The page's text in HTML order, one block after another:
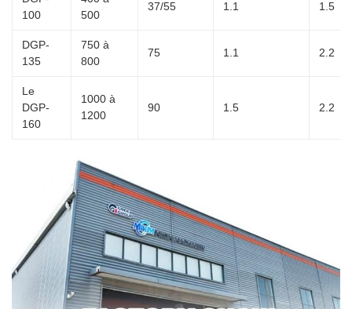
100
500
37/55 1.1 1.5
DGP-
135
750 à
800
75 1.1 2.2
Le
DGP-
160
1000 à
1200
90 1.5 2.2